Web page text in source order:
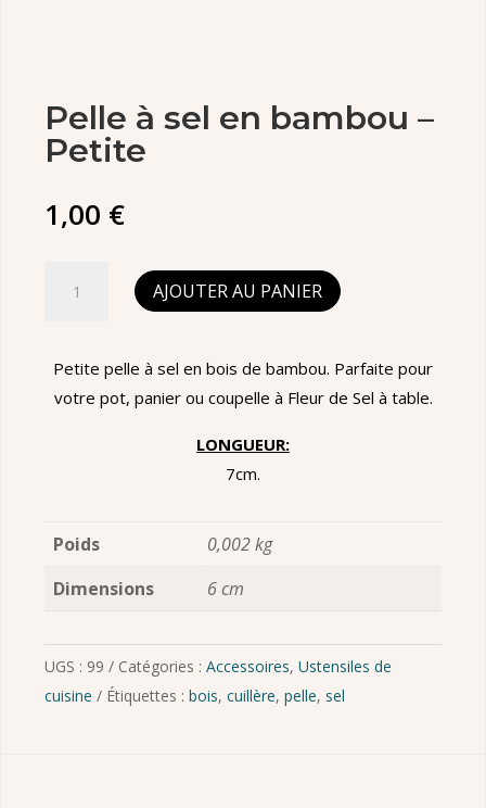
Pelle à sel en bambou –
Petite
1,00 €
sel
AJOUTER AU PANIER
Petite pelle à sel en bois de bambou. Parfaite pour
votre pot, panier ou coupelle à Fleur de Sel à table.
LONGUEUR:
7cm.
Poids
0,002 kg
Dimensions
6 cm
UGS : 99 Catégories : Accessoires, Ustensiles de
cuisine
Étiquettes : bois, cuillère, pelle, sel